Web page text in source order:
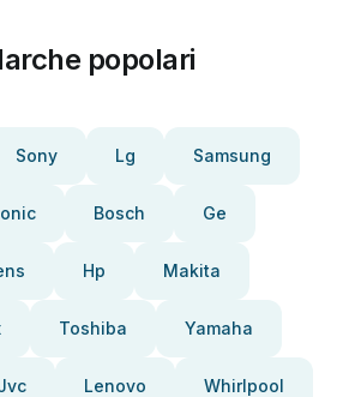
popolari
Sony Lg Samsung
Bosch Ge
Hp Makita
Toshiba Yamaha
Lenovo Whirlpool